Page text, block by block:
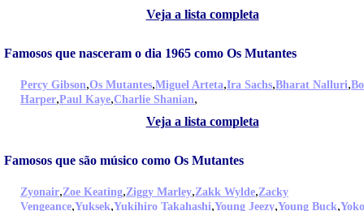
Veja a lista completa
Famosos que nasceram o dia 1965 como Os Mutantes
Percy Gibson,Os Mutantes,Miguel Arteta,Ira Sachs,Bharat Nalluri,
Harper,Paul Kaye,Charlie Shanian,
Veja a lista completa
Famosos que são músico como Os Mutantes
Zyonair,Zoe Keating,Ziggy Marley,Zakk Wylde,Zacky
Vengeance,Yuksek,Yukihiro Takahashi,Young Jeezy,Young Buck,Yoko